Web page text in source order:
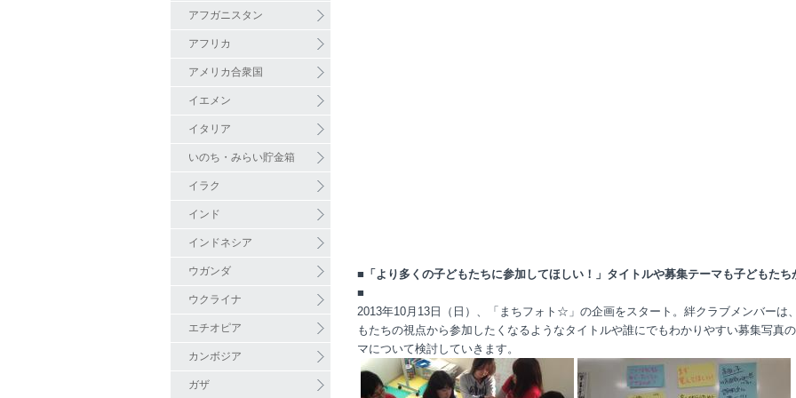
アフガニスタン
アフリカ
アメリカ合衆国
イエメン
イタリア
いのち・みらい貯金箱
イラク
インド
インドネシア
ウガンダ
ウクライナ
エチオピア
カンボジア
ガザ
■「より多くの子どもたちに参加してほしい！」タイトルや募集テーマも子どもたち
■
2013年10月13日（日）、「まちフォト☆」の企画をスタート。絆クラブメンバーは
もたちの視点から参加したくなるようなタイトルや誰にでもわかりやすい募集写真
マについて検討していきます。